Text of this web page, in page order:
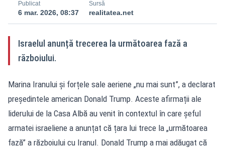
Publicat
6 mar. 2026, 08:37
Sursă
realitatea.net
Israelul anunță trecerea la următoarea fază a
războiului.
Marina Iranului și forțele sale aeriene „nu mai sunt”, a declarat
președintele american Donald Trump. Aceste afirmații ale
liderului de la Casa Albă au venit în contextul în care șeful
armatei israeliene a anunțat că țara lui trece la „următoarea
fază” a războiului cu Iranul. Donald Trump a mai adăugat că